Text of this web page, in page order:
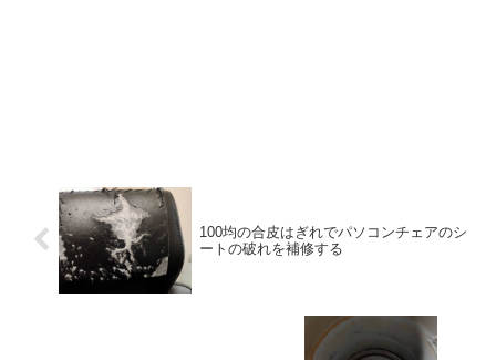
100均の合皮はぎれでパソコンチェアのシ
ートの破れを補修する